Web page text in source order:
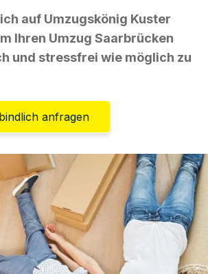
auf Umzugskönig Kuster
Ihren Umzug Saarbrücken
und stressfrei wie möglich zu
anfragen